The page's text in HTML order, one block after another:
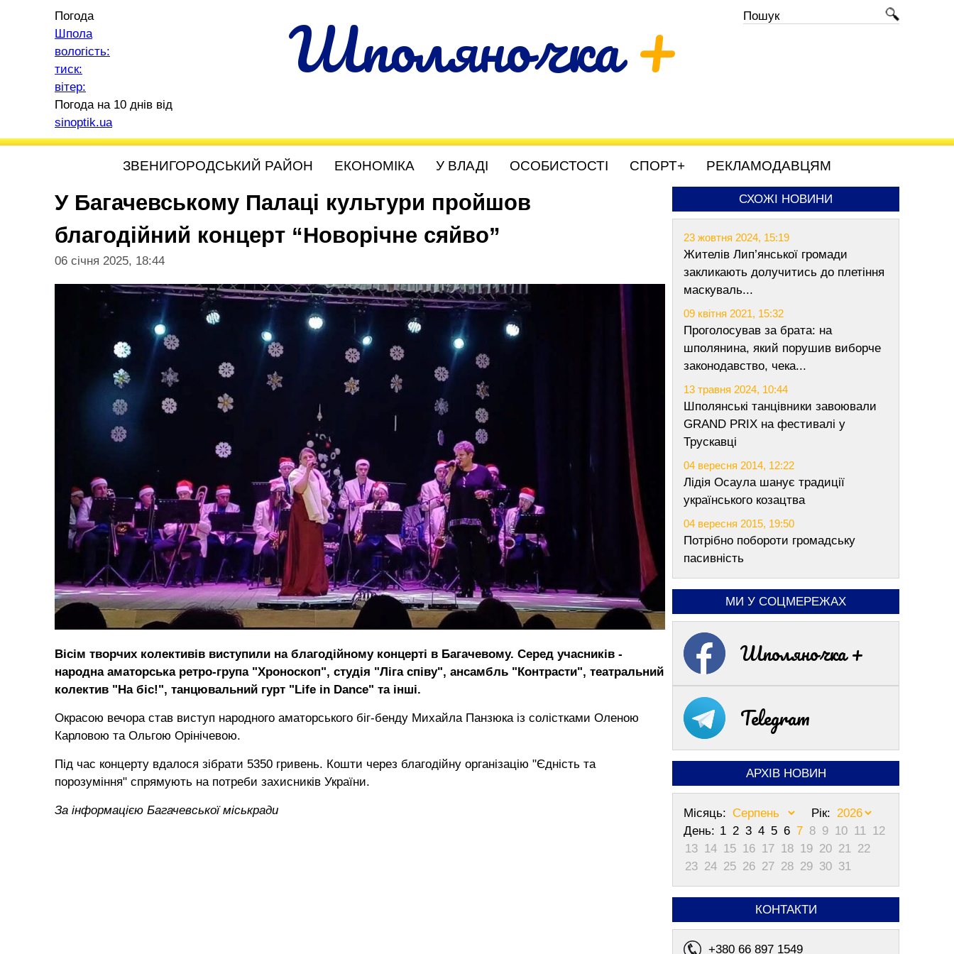
Шполяночка+
Погода
Шпола
вологість:
тиск:
вітер:
Погода на 10 днів від
sinoptik.ua
ЗВЕНИГОРОДСЬКИЙ РАЙОН ЕКОНОМІКА У ВЛАДІ ОСОБИСТОСТІ СПОРТ+ РЕКЛАМОДАВЦЯМ
У Багачевському Палаці культури пройшов
благодійний концерт “Новорічне сяйво”
06 січня 2025, 18:44
Вісім творчих колективів виступили на благодійному концерті в Багачевому. Серед учасників -
народна аматорська ретро-група "Хроноскоп", студія "Ліга співу", ансамбль "Контрасти", театральний
колектив "На біс!", танцювальний гурт "Life in Dance" та інші.
Окрасою вечора став виступ народного аматорського біг-бенду Михайла Панзюка із солістками Оленою
Карловою та Ольгою Орінічевою.
Під час концерту вдалося зібрати 5350 гривень. Кошти через благодійну організацію "Єдність та
порозуміння" спрямують на потреби захисників України.
За інформацією Багачевської міськради
СХОЖІ НОВИНИ
23 жовтня 2024, 15:19
Жителів Лип’янської громади
закликають долучитись до плетіння
маскуваль...
09 квітня 2021, 15:32
Проголосував за брата: на
шполянина, який порушив виборче
законодавство, чека...
13 травня 2024, 10:44
Шполянські танцівники завоювали
GRAND PRIX на фестивалі у
Трускавці
04 вересня 2014, 12:22
Лідія Осаула шанує традиції
українського козацтва
04 вересня 2015, 19:50
Потрібно побороти громадську
пасивність
МИ У СОЦМЕРЕЖАХ
Шполяночка +
Telegram
АРХІВ НОВИН
Місяць:
Рік:
День: 1 2 3 4 5 6 7 8 9 10 11 12
13 14 15 16 17 18 19 20 21 22
23 24 25 26 27 28 29 30 31
КОНТАКТИ
+380 66 897 1549